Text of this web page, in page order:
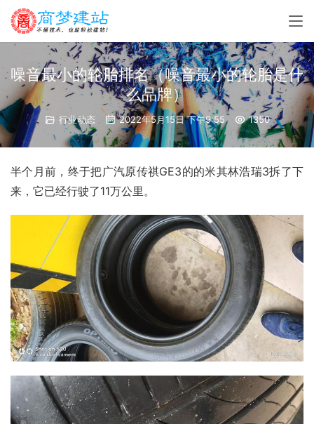
噪音最小的轮胎排名（噪音最小的轮胎是什
么品牌）
行业动态 2022年5月15日 下午9:55 1350
半个月前，终于把广汽原传祺GE3的的米其林浩瑞3拆了下
来，它已经行驶了11万公里。